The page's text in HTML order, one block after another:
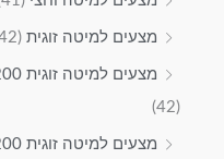
מצעים למיטה זוגית (42)
מצעים למיטה זוגית 180x200
(42)
מצעים למיטה זוגית 200x200